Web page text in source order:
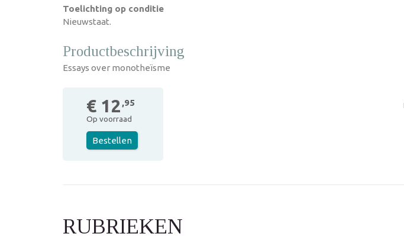
Toelichting op conditie
Nieuwstaat.
Productbeschrijving
Essays over monotheïsme
€ 12 ,95
Op voorraad
Bestellen
RUBRIEKEN